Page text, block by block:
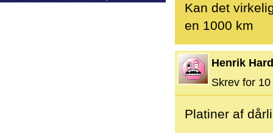
Kan det
en 1000 km
Henrik
Skrev for
Platiner af